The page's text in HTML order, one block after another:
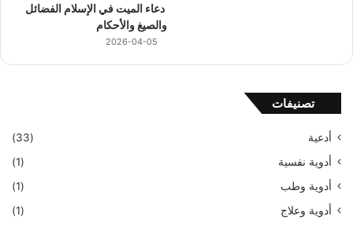
دعاء الميت في الإسلام الفضائل
والصيغ والأحكام
2026-04-05
تصنيفات
أدعية
(33)
أدوية نفسية
(1)
أدوية وطب
(1)
أدوية وعلاج
(1)